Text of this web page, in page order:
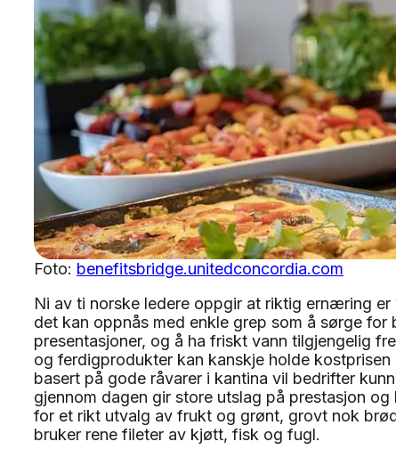
Foto: benefitsbridge.unitedconcordia.com
Ni av ti norske ledere oppgir at riktig ernæring
det kan oppnås med enkle grep som å sørge for
presentasjoner, og å ha friskt vann tilgjengelig
og ferdigprodukter kan kanskje holde
basert på gode råvarer i kantina vil bedrifter
gjennom dagen gir store utslag på prestasjon
for et rikt utvalg av frukt og grønt, grovt nok
bruker rene fileter av kjøtt, fisk og fugl.